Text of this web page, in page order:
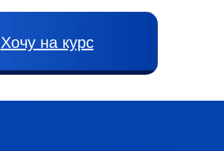
Хочу на курс